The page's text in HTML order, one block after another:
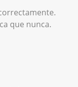
que nunca.